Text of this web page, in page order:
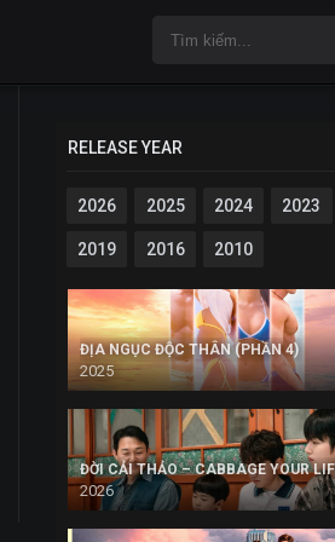
RELEASE YEAR
2026 2025 2024 2023
2019 2016 2010
ĐỊA NGỤC ĐỘC THÂN (PHẦN 4)
2025
ĐỜI CẢI THẢO – CABBAGE YOUR
2026